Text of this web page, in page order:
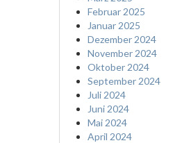
Februar 2025
Januar 2025
Dezember 2024
November 2024
Oktober 2024
September 2024
Juli 2024
Juni 2024
Mai 2024
April 2024